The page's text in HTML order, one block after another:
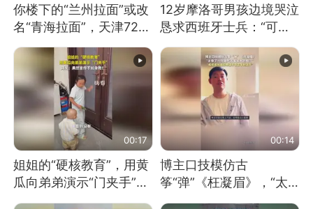
你楼下的“兰州拉面”或改
名“青海拉面”，天津72家
面馆已集体更换招牌
12岁摩洛哥男孩边境哭泣
恳求西班牙士兵：“可不
可以不要把我遣返回国”
00:17
姐姐的“硬核教育”，用黄
瓜向弟弟演示“门夹手”，
网友：果然言传不如身
00:14
博主口技模仿古
筝“弹”《枉凝眉》，“太
像了～你是吃古筝长大的